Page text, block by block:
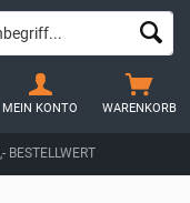
BESTELLWERT
WARENKORB
MEIN KONTO